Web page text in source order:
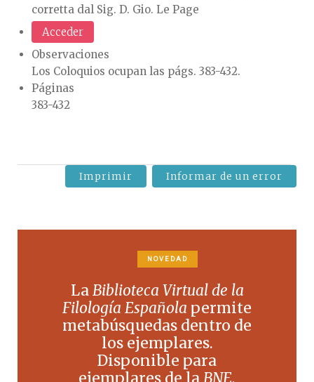
corretta dal Sig. D. Gio. Le Page
Acceder
Observaciones
Los Coloquios ocupan las págs. 383-432.
Páginas
383-432
Imprimir Informar de un error
NOVEDAD
LaBiblioteca Virtual de la
Filología Española permite
metabúsquedas dentro de
los ejemplares.
Disponible para
ejemplares de la BNE,